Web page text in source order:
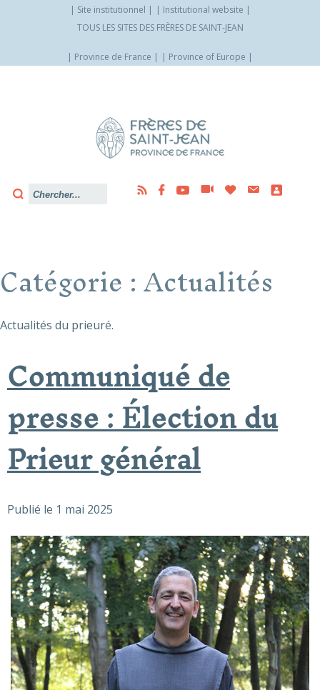
Site institutionnel
Institutional website
TOUS LES SITES DES FRÈRES DE SAINT-JEAN
Province de France
Province of Europe
Catégorie :Actualités
Actualités du prieuré.
Communiqué de
presse : Élection du
Prieur général
Publié le 1 mai 2025